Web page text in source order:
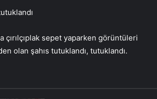
çırılçıplak sepet yaparken görüntüleri
olan şahıs tutuklandı, tutuklandı.